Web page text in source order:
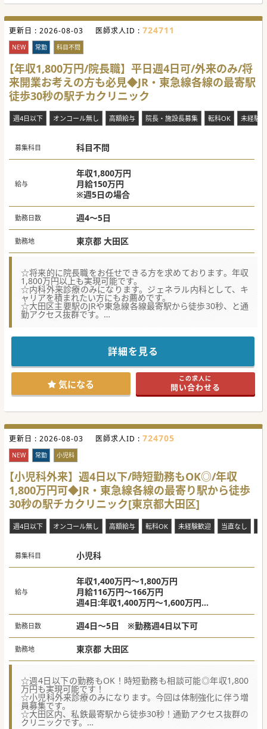
■強固なバックオフィス体制や各種専用ラインの整備で、現
場ドクターのサポートとバックアップ体制が手厚い診療環境
です。
■平日週4日勤務や祝日勤務の有無は個別の契約時にご相談
可能で、先生のライフスタイルに合わせた働き方が実現でき
ます。
■蒲田・大森・川崎などの駅チカの立地であり、また各院内
科2診体制化を目指しており、ストレスなく“診療に集中”頂け
ます。
【業務内容】
■内科・アレルギー診療が中心で在宅医療や小児対応はな
す。
■生活習慣病などの慢性疾患が中心で、マニュアル完備によ
■既存院の経験豊かなドクターが新規院長へ就任されるた
め、ゼロから参画しゆくゆくは法人の基盤を支えることも可
#秋入職可
更新日 : 2026-08-03 医師求人ID : 724711
NEW 常勤 科目不問
【年収1,800万円/院長職】平日週4日可/外来のみ/将
来開業お考えの方も必見◆JR・東急線各線の最寄駅
徒歩30秒の駅チカクリニック
週4日以下 オンコール無し 高額給与 院長・施設長募集 転科OK 未経験
募集科目 科目不問
給与
年収1,800万円
月給150万円
※週5日の場合
勤務日数 週4～5日
勤務地 東京都 大田区
☆将来的に院長職をお任せできる方を求めております。年収
1,800万円以上も実現可能です。
☆内科外来診療のみになります。ジェネラル内科として、キ
ャリアを積まれたい方にもお薦めです。
☆大田区主要駅のJRや東急線各線最寄駅から徒歩30秒、と通
勤アクセス抜群です。
■2019年来、主に東京城南エリアや川崎駅、横浜駅に複数の
クリニックを運営している新進気鋭の法人様になります。
■「全院が駅徒歩3分以内」「プライマリケア」のコンセプ
トを貫き、年に1〜2院ペースで堅実な拡大を続けています。
■地域に根ざしたプライマリケアの徹底を掲げ、住民の健康
を最前線で支えており、在宅医療への展開は考えておられま
■強固なバックオフィス体制や各種専用ラインの整備で、現
場ドクターのサポートとバックアップ体制が手厚い診療環境
です。
■平日週4日勤務や祝日勤務の有無は個別の契約時にご相談
可能で、先生のライフスタイルに合わせた働き方が実現でき
ます。
■蒲田・大森・川崎などの駅チカの立地であり、また各院内
科2診体制化を目指しており、ストレスなく“診療に集中”頂け
ます。
【業務内容】
■内科・アレルギー診療が中心で在宅医療や小児対応はな
く、1コマ30名程度の落ち着いたペースで診療に集中できま
す。
■生活習慣病などの慢性疾患が中心で、マニュアル完備によ
■既存院の経験豊かなドクターが新規院長へ就任されるた
め、ゼロから参画しゆくゆくは法人の基盤を支えることも可
#秋入職可
詳細を見る
気になる この求人に
問い合わせる
更新日 : 2026-08-03 医師求人ID : 724705
NEW 常勤 小児科
【小児科外来】週4日以下/時短勤務もOK◎/年収
1,800万円可◆JR・東急線各線の最寄り駅から徒歩
30秒の駅チカクリニック[東京都大田区]
週4日以下 オンコール無し 高額給与 転科OK 未経験歓迎 当直なし
募集科目 小児科
給与
年収1,400万円～1,800万円
月給116万円～166万円
週4日:年収1,400万円～1,600万円
週5日:年収1,600万円～1,800万円
勤務日数 週4日～5日 ※勤務週4日以下可
勤務地 東京都 大田区
☆週4日以下の勤務もOK！時短勤務も相談可能◎年収1,800
万円も実現可能です！
☆小児科外来診療のみになります。今回は体制強化に伴う増
員募集です。
☆大田区内、私鉄最寄駅から徒歩30秒！通勤アクセス抜群の
クリニックです。